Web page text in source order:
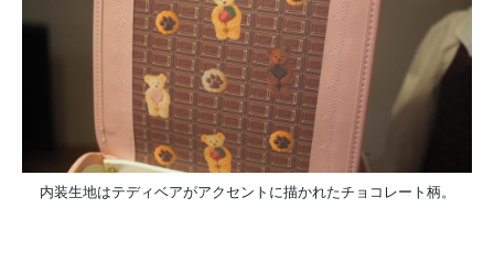
内装生地はテディベアがアクセントに描かれたチョコレート柄。